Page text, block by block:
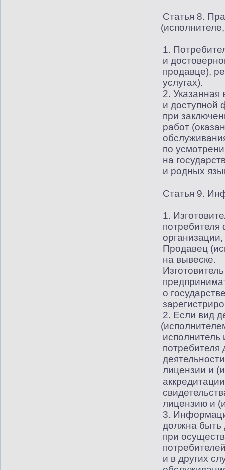
Статья 8.
(
1.
и
продавце),
услугах).
2. Указанная
и доступной
при
работ (
по
на
и родных
Статья 9.
1.
Продавец (
на вывеске.
Изготовитель
о
2. Если вид
(
исполнитель
лицензии и (
лицензию и (
3.
должна быть
при
и в других